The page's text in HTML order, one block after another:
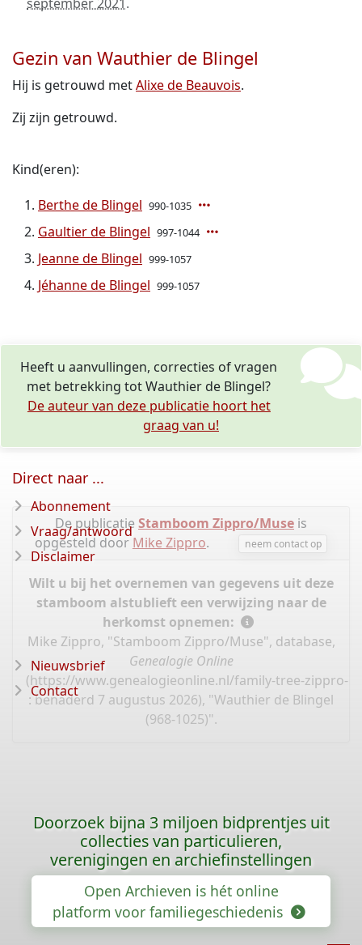
Gezin van Wauthier de Blingel
Hij is getrouwd metAlixe de Beauvois.
Zij zijn getrouwd.
Kind(eren):
Berthe de Blingel 990-1035
Gaultier de Blingel 997-1044
Jeanne de Blingel 999-1057
Jéhanne de Blingel 999-1057
Heeft u aanvullingen, correcties of vragen
met betrekking tot Wauthier de Blingel?
De auteur van deze publicatie hoort het
graag van u!
De publicatie Stamboom Zippro/Muse is
opgesteld door Mike Zippro. neem contact op
Wilt u bij het overnemen van gegevens uit deze
stamboom alstublieft een verwijzing naar de
herkomst opnemen:
Mike Zippro, "Stamboom Zippro/Muse", database,
Genealogie Online
(https://www.genealogieonline.nl/family-tree-zippro-
: benaderd 7 augustus 2026), "Wauthier de Blingel
(968-1025)".
Direct naar ...
Abonnement
Vraag/antwoord
Disclaimer
Nieuwsbrief
Contact
Doorzoek bijna 3 miljoen bidprentjes uit
collecties van particulieren,
verenigingen en archiefinstellingen
Open Archieven is hét online
platform voor familiegeschiedenis